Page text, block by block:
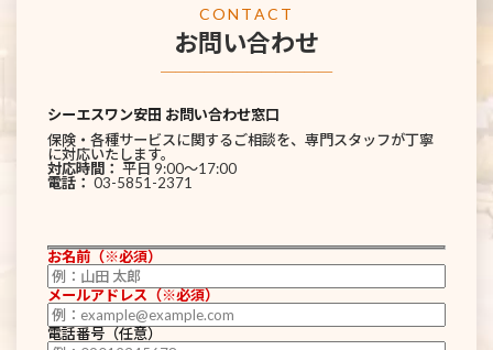
CONTACT
お問い合わせ
────────────
シーエスワン安田 お問い合わせ窓口
保険・各種サービスに関するご相談を、専門スタッフが丁寧
に対応いたします。
対応時間： 平日 9:00〜17:00
電話： 03-5851-2371
お名前（※必須）
メールアドレス（※必須）
電話番号（任意）